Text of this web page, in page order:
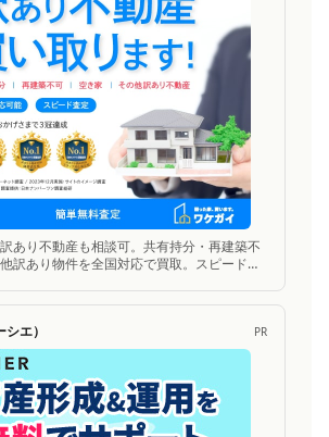
あり不動産も相談可。共有持分・再建築不
訳あり物件を全国対応で買取。スピード査
エ） PR